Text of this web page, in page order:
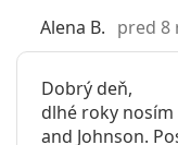
Alena B. pred 8
Dobrý deň,
dlhé roky nosím
and Johnson.